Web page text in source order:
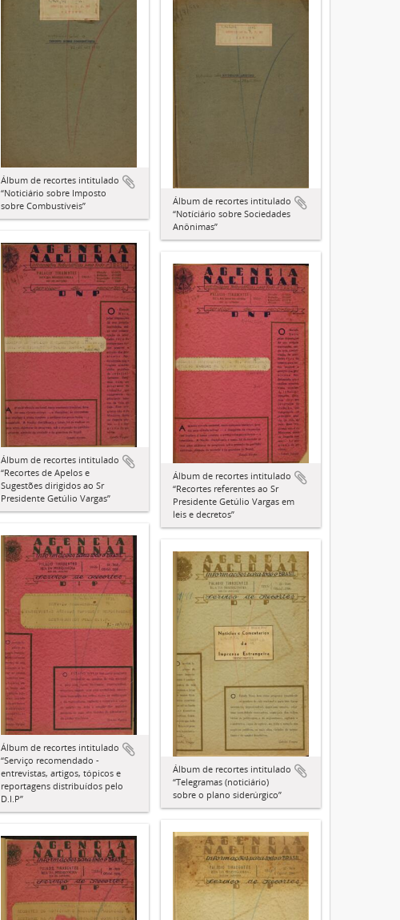
Álbum de recortes intitulado
“Noticiário sobre Imposto
sobre Combustíveis”
Álbum de recortes intitulado
“Notíciário sobre Sociedades
Anônimas”
Álbum de recortes intitulado
“Recortes de Apelos e
Sugestões dirigidos ao Sr
Presidente Getúlio Vargas”
Álbum de recortes intitulado
“Recortes referentes ao Sr
Presidente Getúlio Vargas em
leis e decretos”
Álbum de recortes intitulado
“Serviço recomendado -
entrevistas, artigos, tópicos e
reportagens distribuídos pelo
D.I.P”
Álbum de recortes intitulado
“Telegramas (noticiário)
sobre o plano siderúrgico”